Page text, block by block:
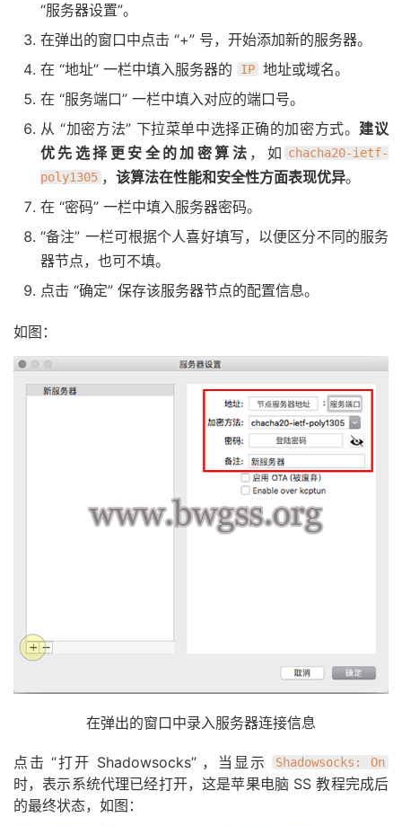
“服务器设置”。
在弹出的窗口中点击 “+” 号，开始添加新的服务器。
在 “地址” 一栏中填入服务器的
IP 地址或域名。
在 “服务端口” 一栏中填入对应的端口号。
从 “加密方法” 下拉菜单中选择正确的加密方式。 建议
优先选择更安全的加密算法 ，如 chacha20-ietf-
poly1305 ， 该算法在性能和安全性方面表现优异。
在 “密码” 一栏中填入服务器密码。
“备注” 一栏可根据个人喜好填写，以便区分不同的服务
器节点，也可不填。
点击 “确定” 保存该服务器节点的配置信息。
如图：
在弹出的窗口中录入服务器连接信息
点击 “打开 Shadowsocks” ，当显示 Shadowsocks: On
时，表示系统代理已经打开，这是苹果电脑 SS 教程完成后
的最终状态，如图：